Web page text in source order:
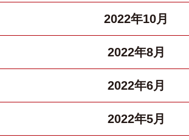
2022年10月
2022年8月
2022年6月
2022年5月